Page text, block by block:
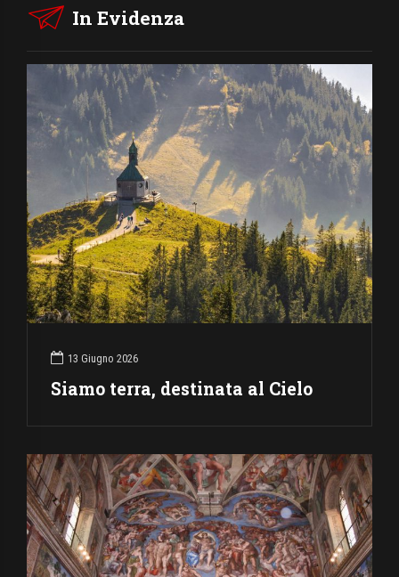
In Evidenza
13 Giugno 2026
Siamo terra, destinata al Cielo